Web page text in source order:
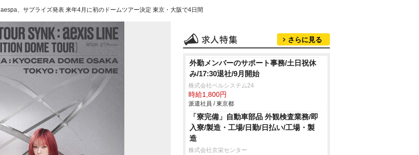
aespa、サプライズ発表 来年4月に初のドームツアー決定 東京・大阪で4日間
さらに見る
外勤メンバーのサポート事務/土日祝休
み/17:30退社/9月開始
株式会社ベルシステム24
時給1,800円
派遣社員 / 東京都
「寮完備」自動車部品 外観検査業務/即
入寮/製造・工場/日勤/日払い/工場・製
造
株式会社京栄センター